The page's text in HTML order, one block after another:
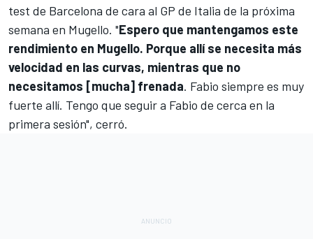
test de Barcelona de cara al GP de Italia de la próxima
semana en Mugello. "Espero que mantengamos este
rendimiento en Mugello. Porque allí se necesita más
velocidad en las curvas, mientras que no
necesitamos [mucha] frenada. Fabio siempre es muy
fuerte allí. Tengo que seguir a Fabio de cerca en la
primera sesión", cerró.